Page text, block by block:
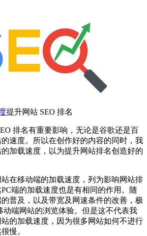
提升网站 SEO 排名
排名有重要影响，无论是谷歌还是百
速度。所以在创作好的内容的同时，我
加载速度，以为提升网站排名创造好的
在移动端的加载速度，列为影响网站排
端的加载速度也是有相同的作用。随
普及，以及带宽及网速条件的改善，极
动端网站的浏览体验。但是这不代表我
的加载速度，因为很多网站如何不进行
慢。